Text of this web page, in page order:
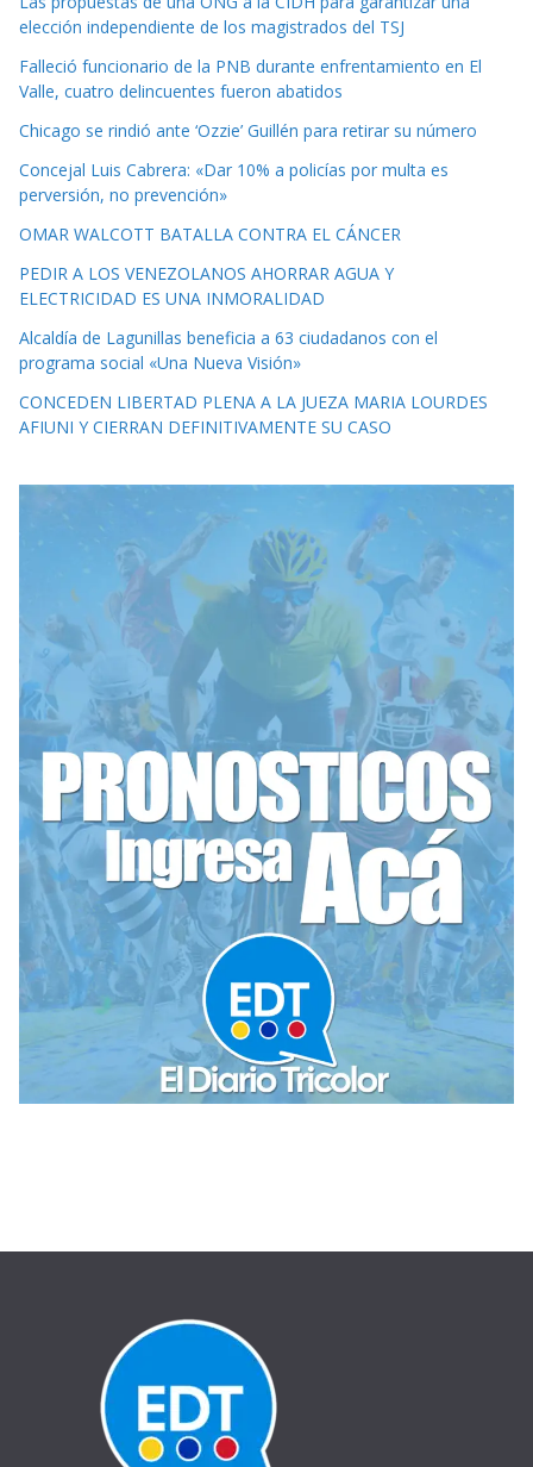
elección independiente de los magistrados del TSJ
Falleció funcionario de la PNB durante enfrentamiento en El
Valle, cuatro delincuentes fueron abatidos
Chicago se rindió ante ‘Ozzie’ Guillén para retirar su número
Concejal Luis Cabrera: «Dar 10% a policías por multa es
perversión, no prevención»
OMAR WALCOTT BATALLA CONTRA EL CÁNCER
PEDIR A LOS VENEZOLANOS AHORRAR AGUA Y
ELECTRICIDAD ES UNA INMORALIDAD
Alcaldía de Lagunillas beneficia a 63 ciudadanos con el
programa social «Una Nueva Visión»
CONCEDEN LIBERTAD PLENA A LA JUEZA MARIA LOURDES
AFIUNI Y CIERRAN DEFINITIVAMENTE SU CASO